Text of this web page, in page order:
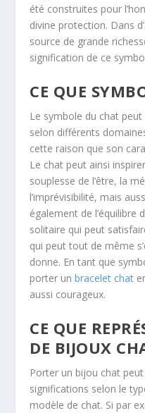
été construites pour
divine protection. Dans
source de grande
signification de ce
CE QUE
Le symbole du chat
selon différents
cette raison que son
Le chat peut ainsi
souplesse de l’être, la
l’imprévisibilité, mais
également de l’équilibre
solitaire qui peut
qui peut tout de même
donne. En tant que
porter unbracelet chat
aussi courageux.
CE QUE
DE BIJOUX
Porter un bijou chat
significations selon le
modèle de chat. Si par